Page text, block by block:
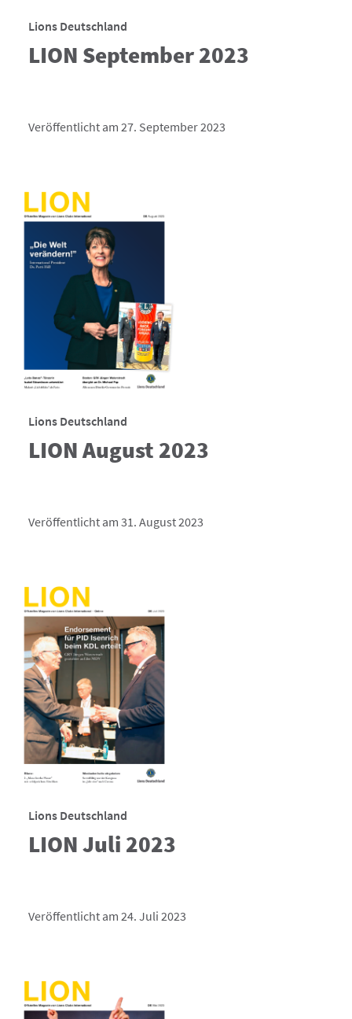
Lions Deutschland
LION September 2023
Veröffentlicht am 27. September 2023
Lions Deutschland
LION August 2023
Veröffentlicht am 31. August 2023
Lions Deutschland
LION Juli 2023
Veröffentlicht am 24. Juli 2023